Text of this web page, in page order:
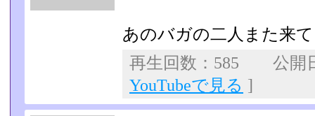
あのバガの二人また来
再生回数：585 公開
YouTubeで見る ]